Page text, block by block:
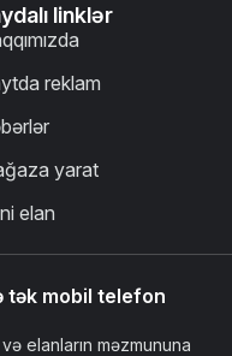
linklər
reklam
yarat
elan
tək mobil telefon
elanların məzmununa